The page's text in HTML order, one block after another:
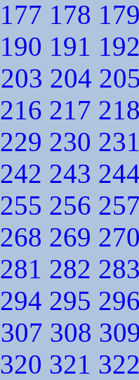
177 178
190 191
203 204
216 217
229 230
242 243
255 256
268 269
281 282
294 295
307 308
320 321